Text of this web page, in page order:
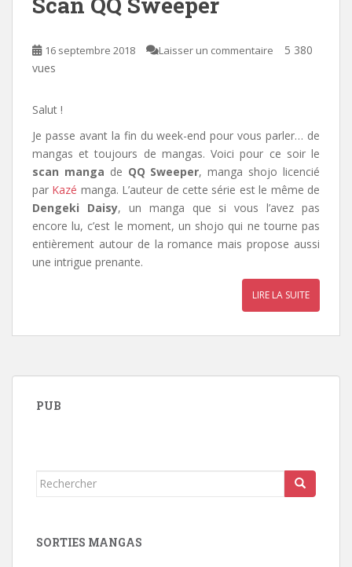
16 septembre 2018 Laisser un commentaire
5 380
vues
Salut !
Je passe avant la fin du week-end pour vous parler… de
mangas et toujours de mangas. Voici pour ce soir le
scan manga de QQ Sweeper, manga shojo licencié
par Kazé manga. L’auteur de cette série est le même de
Dengeki Daisy, un manga que si vous l’avez pas
encore lu, c’est le moment, un shojo qui ne tourne pas
entièrement autour de la romance mais propose aussi
une intrigue prenante.
LIRE LA SUITE
PUB
Rechercher...
SORTIES MANGAS